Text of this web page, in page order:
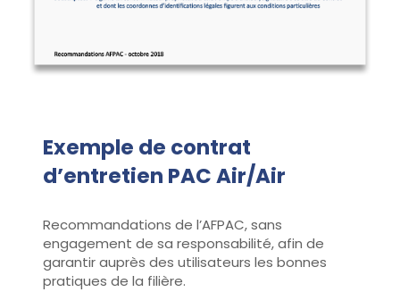
Exemple de contrat
d’entretien PAC Air/Air
Recommandations de l’AFPAC, sans
engagement de sa responsabilité, afin de
garantir auprès des utilisateurs les bonnes
pratiques de la filière.